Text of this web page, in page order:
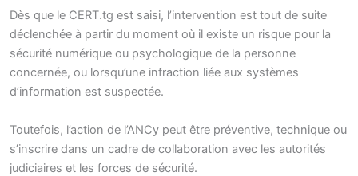
Dès que le CERT.tg est saisi, l’intervention est tout de suite
déclenchée à partir du moment où il existe un risque pour la
sécurité numérique ou psychologique de la personne
concernée, ou lorsqu’une infraction liée aux systèmes
d’information est suspectée.
Toutefois, l’action de l’ANCy peut être préventive, technique ou
s’inscrire dans un cadre de collaboration avec les autorités
judiciaires et les forces de sécurité.